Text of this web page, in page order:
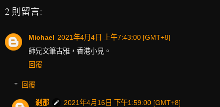
2 則留言:
Michael 2021年4月4日 上午7:43:00 [GMT+8]
師兄文筆古雅，香港小見。
回覆
回覆
剎那
2021年4月16日 下午1:59:00 [GMT+8]